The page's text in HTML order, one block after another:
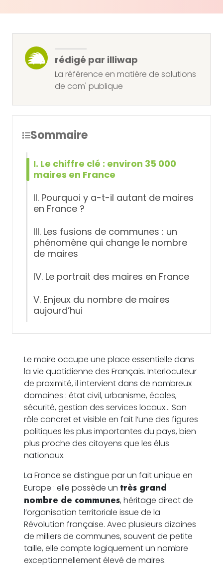
rédigé par illiwap
La référence en matière de solutions
de com' publique
Sommaire
I. Le chiffre clé : environ 35 000
maires en France
II. Pourquoi y a-t-il autant de maires
en France ?
III. Les fusions de communes : un
phénomène qui change le nombre
de maires
IV. Le portrait des maires en France
V. Enjeux du nombre de maires
aujourd’hui
Le maire occupe une place essentielle dans
la vie quotidienne des Français. Interlocuteur
de proximité, il intervient dans de nombreux
domaines : état civil, urbanisme, écoles,
sécurité, gestion des services locaux… Son
rôle concret et visible en fait l’une des figures
politiques les plus importantes du pays, bien
plus proche des citoyens que les élus
nationaux.
La France se distingue par un fait unique en
Europe : elle possède un très grand
nombre de communes, héritage direct de
l’organisation territoriale issue de la
Révolution française. Avec plusieurs dizaines
de milliers de communes, souvent de petite
taille, elle compte logiquement un nombre
exceptionnellement élevé de maires.